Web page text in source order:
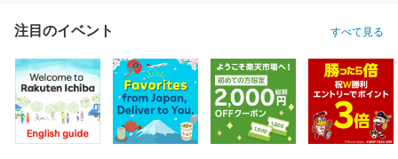
注目のイベント すべて見る